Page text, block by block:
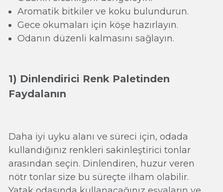
Aromatik bitkiler ve koku bulundurun.
Gece okumaları için köşe hazırlayın.
Odanın düzenli kalmasını sağlayın.
1) Dinlendirici Renk Paletinden
Faydalanın
Daha iyi uyku alanı ve süreci için, odada
kullandığınız renkleri sakinleştirici tonlar
arasından seçin. Dinlendiren, huzur veren
nötr tonlar size bu süreçte ilham olabilir.